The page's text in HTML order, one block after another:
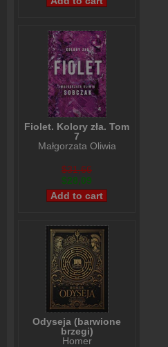
Fiolet. Kolory zła. Tom
7
Małgorzata Oliwia
$31,66
$28,09
Odyseja (barwione
brzegi)
Homer